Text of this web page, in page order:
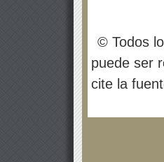
© Todos
puede ser
cite la